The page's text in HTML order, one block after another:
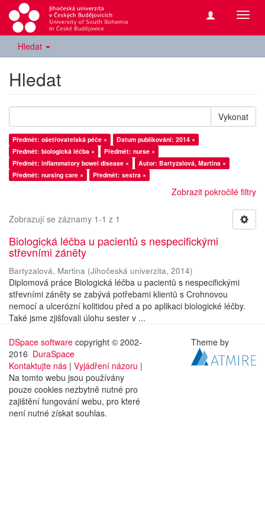
Hledat
Hledat
Vykonat
Předmět: ošetřovatelská péče ×
Datum publikování: 2014 ×
Předmět: biologická léčba ×
Předmět: nurse ×
Předmět: inflammatory bowel disease ×
Autor: Bartyzalová, Martina ×
Předmět: nursing care ×
Předmět: sestra ×
Zobrazit pokročilé filtry
Zobrazují se záznamy 1-1 z 1
Biologická léčba u pacientů s nespecifickými
střevními záněty
Bartyzalová, Martina (Jihočeská univerzita, 2014)
Diplomová práce Biologická léčba u pacientů s nespecifickými
střevními záněty se zabývá potřebami klientů s Crohnovou
nemocí a ulcerózní kolitidou před a po aplikaci biologické léčby.
Také jsme zjišťovali úlohu sester v ...
DSpace software copyright © 2002-
2016 DuraSpace
Kontaktujte nás | Vyjádření názoru |
Na tomto webu jsou používány
pouze cookies nezbytně nutné pro
zajištění fungování webu, pro které
není nutné získat souhlas.
Theme by